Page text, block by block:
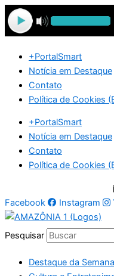
Ir
para
o
+PortalSmart
Notícia em Destaque
Contato
Política de Cookies
+PortalSmart
Notícia em Destaque
Contato
Política de Cookies
Facebook
Instagram
Pesquisar
Destaque da Semana